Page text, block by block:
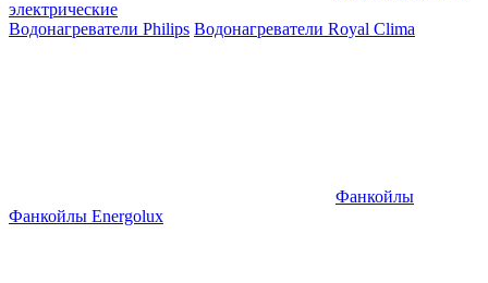
электрические
Водонагреватели Philips Водонагреватели Royal Clima
Фанкойлы
Фанкойлы Energolux